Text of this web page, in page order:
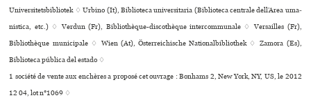
Universitetsbibliotek ♢ Urbino (It), Biblioteca uni­ver­si­ta­ria (Biblioteca cen­trale dell’Area uma­
nis­tica, etc.) ♢ Verdun (Fr), Bibliothèque-dis­co­thè­que inter­com­mu­nale ♢ Versailles (Fr),
Bibliothèque muni­ci­pale ♢ Wien (At), Österreichische Nationalbibliothek ♢ Zamora (Es),
Biblioteca pública del estado ♢
1 société de vente aux enchères a proposé cet ouvrage : Bonhams 2, New York, NY, US, le 2012
12 04, lot n°1069 ♢